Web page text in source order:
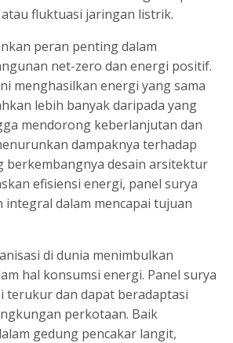
fluktuasi jaringan listrik.
peran penting dalam
net-zero dan energi positif.
menghasilkan energi yang sama
lebih banyak daripada yang
mendorong keberlanjutan dan
dampaknya terhadap
berkembangnya desain arsitektur
efisiensi energi, panel surya
integral dalam mencapai tujuan
di dunia menimbulkan
hal konsumsi energi. Panel surya
terukur dan dapat beradaptasi
perkotaan. Baik
gedung pencakar langit,